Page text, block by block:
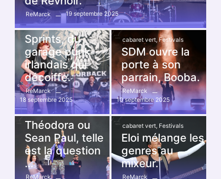
ReMarck
19 septembre 2025
cabaret vert, Festivals
Sprints, du
garage punk
irlandais qui
décoiffe.
ReMarck
18 septembre 2025
cabaret vert, Festivals
SDM ouvre la
porte à son
parrain, Booba.
ReMarck
10 septembre 2025
cabaret vert, Festivals
Théodora ou
Sean Paul, telle
est la question
…
ReMarck
cabaret vert, Festivals
Eloi mélange les
genres au
mixeur.
ReMarck
cabaret vert, Festivals
Hervé défie la